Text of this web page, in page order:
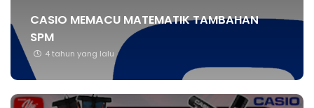
CASIO MEMACU MATEMATIK TAMBAHAN
SPM
4 tahun yang lalu